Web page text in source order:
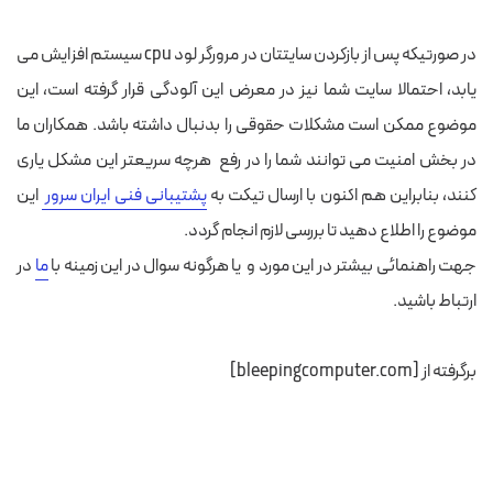
در صورتیکه پس از بازکردن سایتتان در مرورگر لود cpu سیستم افزایش می
یابد، احتمالا سایت شما نیز در معرض این آلودگی قرار گرفته است، این
موضوع ممکن است مشکلات حقوقی را بدنبال داشته باشد. همکاران ما
در بخش امنیت می توانند شما را در رفع هرچه سریعتر این مشکل یاری
کنند، بنابراین هم اکنون با ارسال تیکت بهپشتیبانی فنی ایران سرور این
موضوع را اطلاع دهید تا بررسی لازم انجام گردد.
جهت راهنمائی بیشتر در این مورد و یا هرگونه سوال در این زمینه باما در
ارتباط باشید.
برگرفته از [bleepingcomputer.com]